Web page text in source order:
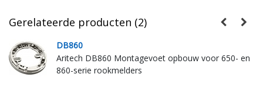
Gerelateerde producten (2)
DB860
Aritech DB860 Montagevoet opbouw voor 650- en
860-serie rookmelders